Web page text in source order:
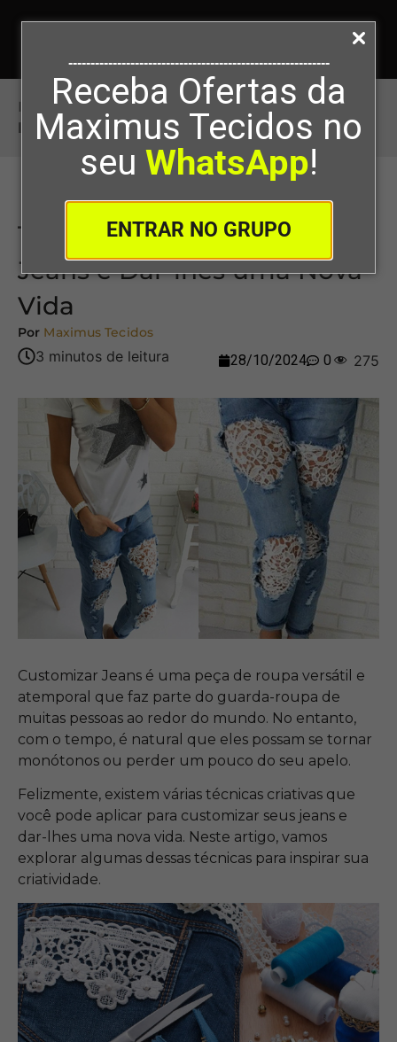
-----------------------------------------------------------
Receba Ofertas da
Maximus Tecidos no
seu WhatsApp!
ENTRAR NO GRUPO
Início>Técnicas para Customizar Jeans e Dar-
lhes uma Nova Vida
Técnicas para Customizar
Jeans e Dar-lhes uma Nova
Vida
Por Maximus Tecidos
28/10/2024 0 275
Customizar Jeans é uma peça de roupa versátil e
atemporal que faz parte do guarda-roupa de
muitas pessoas ao redor do mundo. No entanto,
com o tempo, é natural que eles possam se tornar
monótonos ou perder um pouco do seu apelo.
Felizmente, existem várias técnicas criativas que
você pode aplicar para customizar seus jeans e
dar-lhes uma nova vida. Neste artigo, vamos
explorar algumas dessas técnicas para inspirar sua
criatividade.